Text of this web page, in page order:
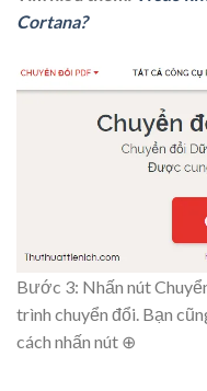
Cortana?
Bước 3: Nhấn nút
trình chuyển đổi. Bạn
cách nhấn nút ⊕